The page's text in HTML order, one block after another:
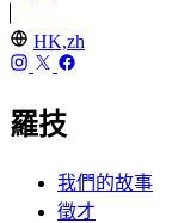
HK,zh
羅技
我們的故事
徵才